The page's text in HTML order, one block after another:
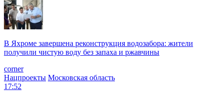
В Яхроме завершена реконструкция водозабора: жители
получили чистую воду без запаха и ржавчины
corner
Нацпроекты Московская область
17:52